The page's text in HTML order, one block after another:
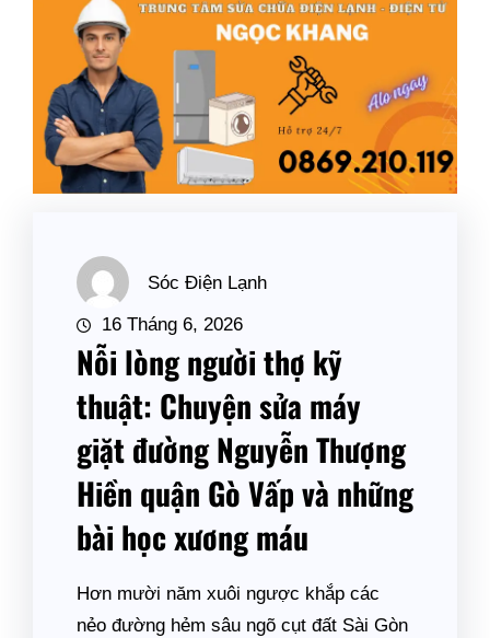
Sóc Điện Lạnh
16 Tháng 6, 2026
Nỗi lòng người thợ kỹ
thuật: Chuyện sửa máy
giặt đường Nguyễn Thượng
Hiền quận Gò Vấp và những
bài học xương máu
Hơn mười năm xuôi ngược khắp các
nẻo đường hẻm sâu ngõ cụt đất Sài Gòn